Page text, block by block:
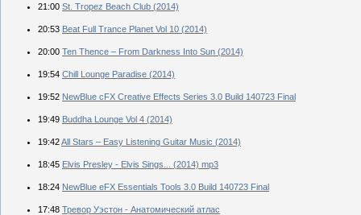
21:00 St. Tropez Beach Club (2014)
20:53 Beat Full Trance Planet Vol 10 (2014)
20:00 Ten Thence – From Darkness Into Sun (2014)
19:54 Chill Lounge Paradise (2014)
19:52 NewBlue cFX Creative Effects Series 3.0 Build 140723 Final
19:49 Buddha Lounge Vol 4 (2014)
19:42All Stars – Easy Listening Guitar Music (2014)
18:45 Elvis Presley - Elvis Sings... (2014) mp3
18:24 NewBlue eFX Essentials Tools 3.0 Build 140723 Final
17:48 Тревор Уэстон - Анатомический атлас